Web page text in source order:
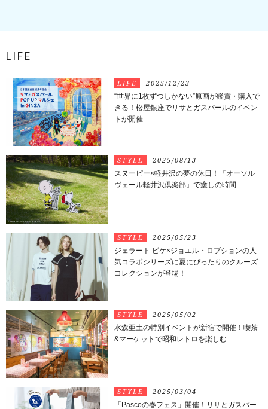
LIFE
LIFE 2025/12/23
“世界に1枚ずつしかない”原画が鑑賞・購入で
きる！松屋銀座でリサとガスパールのイベン
トが開催
STYLE 2025/08/13
スヌーピー×軽井沢の夢の休日！『オーソル
ヴェール軽井沢倶楽部』で癒しの時間
STYLE 2025/05/23
ジェラート ピケ×ジョエル・ロブションの人
気コラボシリーズに夏にぴったりのクルーズ
コレクションが登場！
STYLE 2025/05/02
水森亜土の特別イベントが新宿で開催！喫茶
&マーケットで昭和レトロを楽しむ
STYLE 2025/03/04
「Pascoの春フェス」開催！リサとガスパー